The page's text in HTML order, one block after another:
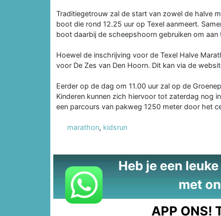
Traditiegetrouw zal de start van zowel de halve
boot die rond 12.25 uur op Texel aanmeert.
boot daarbij de scheepshoorn gebruiken om
Hoewel de inschrijving voor de Texel Halve
voor De Zes van Den Hoorn. Dit kan via de
Eerder op de dag om 11.00 uur zal op de
Kinderen kunnen zich hiervoor tot zaterdag nog
een parcours van pakweg 1250 meter door het
marathon, kidsrun
Heb je een
met
APP ONS!